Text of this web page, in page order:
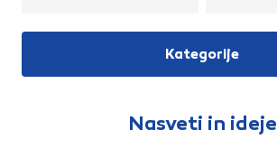
priznanega proizvajalca Rak
mmŠirina: 380 mmDolžina:
DESWC1446AWHA
Kategorije
Nasveti in ideje